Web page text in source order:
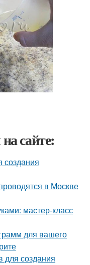
сайте:
создания
в Москве
мастер-класс
для вашего
для создания